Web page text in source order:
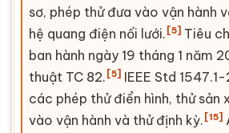
sơ, phép thử đưa vào vận hành
hệ quang điện nối lưới. [5] Tiêu
ban hành ngày 19 tháng 1 năm
thuật TC 82. [5] IEEE Std
các phép thử điển hình, thử sản
vào vận hành và thử định kỳ. [15]